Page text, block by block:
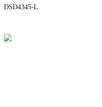
DSD4345-L